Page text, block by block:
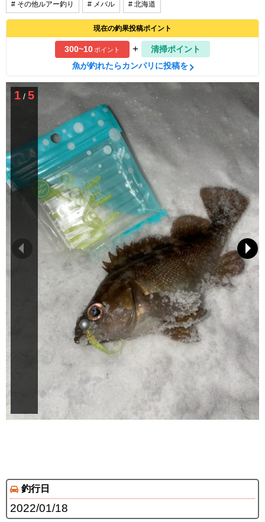
# その他ルアー釣り # メバル # 北海道
現在の釣果投稿ポイント
300~10ポイント +
清掃ポイント
魚が釣れたらカンパリに投稿を
1 / 5
釣行日
2022/01/18